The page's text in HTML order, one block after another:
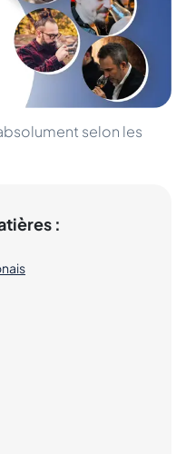
selon les
: